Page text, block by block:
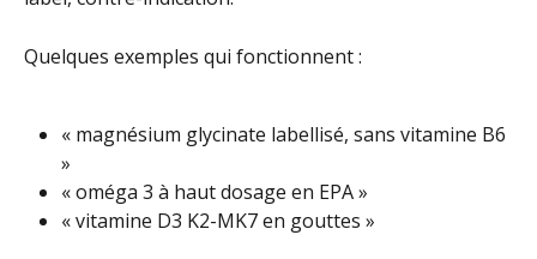
Quelques exemples qui fonctionnent :
« magnésium glycinate labellisé, sans vitamine B6
»
« oméga 3 à haut dosage en EPA »
« vitamine D3 K2-MK7 en gouttes »